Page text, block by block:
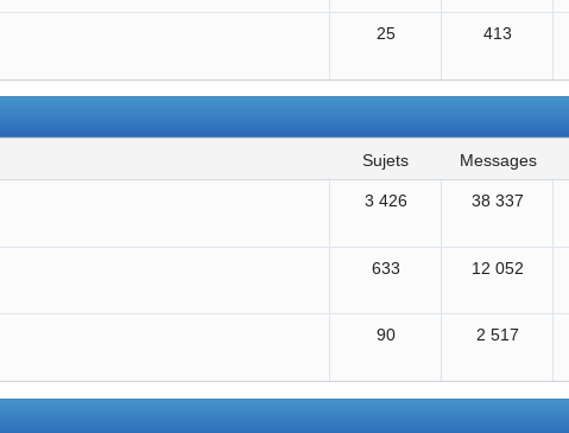
25 413
sujets messages
3 426 38 337
633 12 052
90 2 517